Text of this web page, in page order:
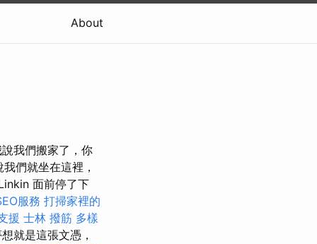
About
我們搬家了，你
們就坐在這裡，
面前停了下
服務 打掃家裡的
援 士林 撥筋 多樣
就是這張文憑，